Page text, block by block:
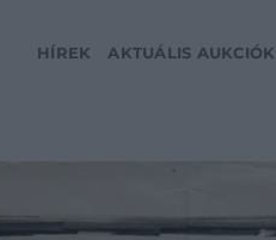
HÍREK AKTUÁLIS AUKCIÓK